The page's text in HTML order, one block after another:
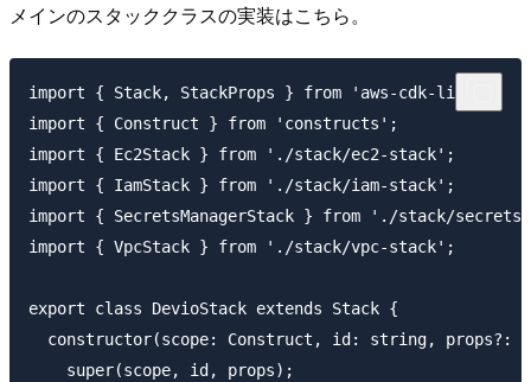
メインのスタッククラスの実装はこちら。
import { Stack, StackProps } from 'aws-cdk-lib';
import { Construct } from 'constructs';
import { Ec2Stack } from './stack/ec2-stack';
import { IamStack } from './stack/iam-stack';
import { SecretsManagerStack } from './stack/secrets-
import { VpcStack } from './stack/vpc-stack';
export class DevioStack extends Stack {
constructor(scope: Construct, id: string, props?:
    super(scope, id, props);